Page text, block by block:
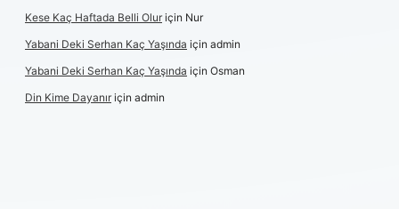
Kese Kaç Haftada Belli Oluriçin Nur
Yabani Deki Serhan Kaç Yaşında için admin
Yabani Deki Serhan Kaç Yaşında için Osman
Din Kime Dayanıriçin admin